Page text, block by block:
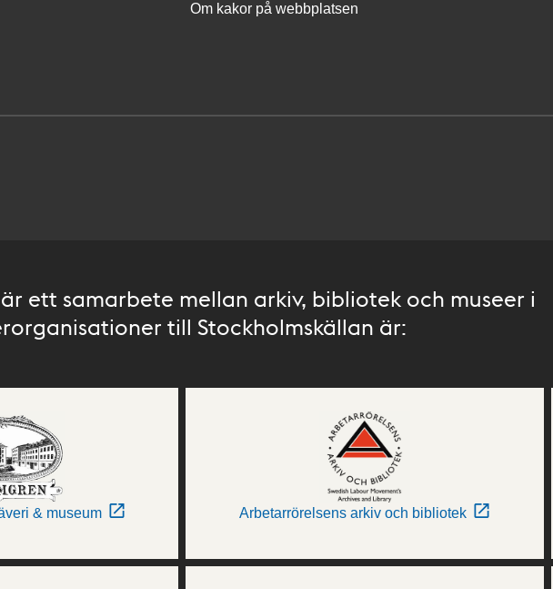
Om kakor på webbplatsen
ett samarbete mellan arkiv, bibliotek och museer i
till Stockholmskällan är:
& museum Arbetarrörelsens arkiv och bibliotek